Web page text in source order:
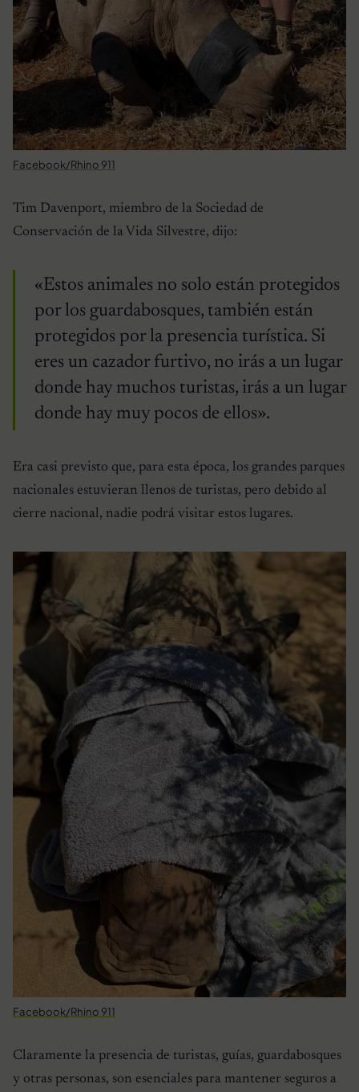
Facebook/Rhino 911
Tim Davenport, miembro de la Sociedad de
Conservación de la Vida Silvestre, dijo:
«Estos animales no solo están protegidos
por los guardabosques, también están
protegidos por la presencia turística. Si
eres un cazador furtivo, no irás a un lugar
donde hay muchos turistas, irás a un lugar
donde hay muy pocos de ellos».
Era casi previsto que, para esta época, los grandes parques
nacionales estuvieran llenos de turistas, pero debido al
cierre nacional, nadie podrá visitar estos lugares.
Facebook/Rhino 911
Claramente la presencia de turistas, guías, guardabosques
y otras personas, son esenciales para mantener seguros a